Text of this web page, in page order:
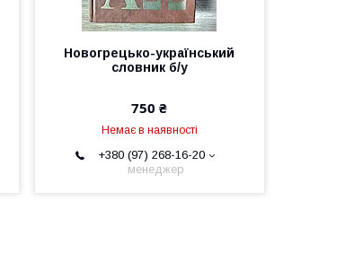
Новогрецько-український
словник б/у
750 ₴
Немає в наявності
+380 (97) 268-16-20
менеджер